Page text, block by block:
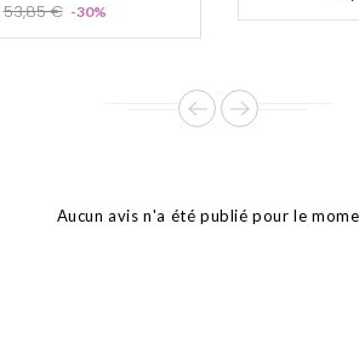
Prix
de
53,85 € -30%
Aucun avis n'a été publié pour le